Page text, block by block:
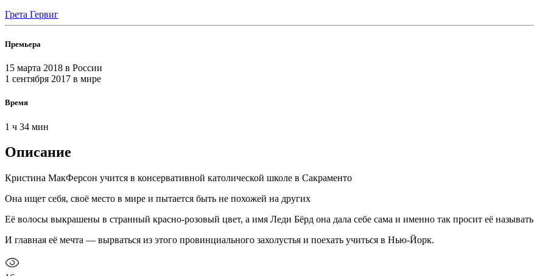
Грета Гервиг
Премьера
15 марта 2018 в России
1 сентября 2017 в мире
Время
1 ч 34 мин
Описание
Кристина МакФерсон учится в консервативной католической школе в Сакраменто
Она ищет себя, своё место в мире и пытается быть не похожей на других
Её волосы выкрашены в странный красно-розовый цвет, а имя Леди Бёрд она дала себе сама и именно так просит её называть
И главная её мечта — вырваться из этого провинциального захолустья и поехать учиться в Нью-Йорк.